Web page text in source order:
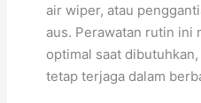
air wiper, atau
aus. Perawatan rutin ini
optimal saat
tetap terjaga dalam